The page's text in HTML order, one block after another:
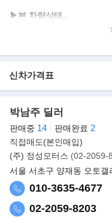
▶본 차량상태..
- 5,614km 실주행
- 블랙바디+브라운시트
- 깔끔하게 관리된 실내/외
- 650마력 M 모델급 성능,
▶판매자의 한마디
특이사항 : 위 차량의 담당
상담 부터 출고 까지
- 본 차량은 실 주행거리
책임을 지겠습니다.
- 본 차량은 매장 입고시 차
(성능점검 모든 항목 과 사
신차가격표
박남주 딜러
판매중 14 판매완료 2
직접매도(본인매입)
(주) 정성모터스 (02-2059-
서울 서초구 양재동 오토갤
010-3635-4677
02-2059-8203